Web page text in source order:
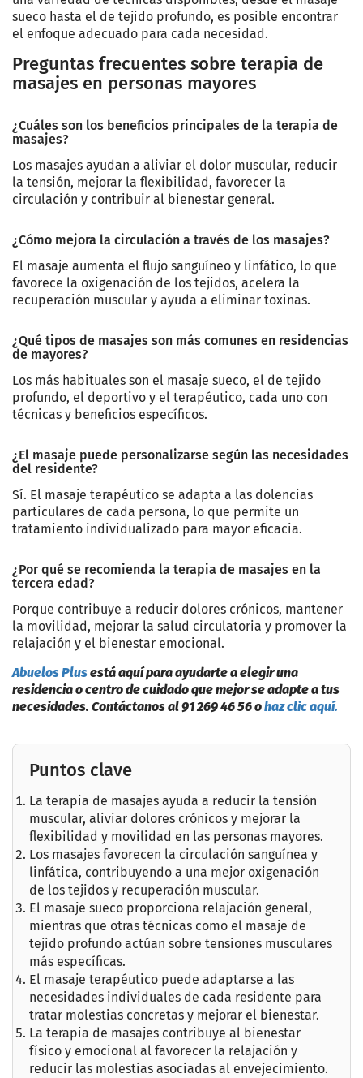
sueco hasta el de tejido profundo, es posible encontrar
el enfoque adecuado para cada necesidad.
Preguntas frecuentes sobre terapia de
masajes en personas mayores
¿Cuáles son los beneficios principales de la terapia de
masajes?
Los masajes ayudan a aliviar el dolor muscular, reducir
la tensión, mejorar la flexibilidad, favorecer la
circulación y contribuir al bienestar general.
¿Cómo mejora la circulación a través de los masajes?
El masaje aumenta el flujo sanguíneo y linfático, lo que
favorece la oxigenación de los tejidos, acelera la
recuperación muscular y ayuda a eliminar toxinas.
¿Qué tipos de masajes son más comunes en residencias
de mayores?
Los más habituales son el masaje sueco, el de tejido
profundo, el deportivo y el terapéutico, cada uno con
técnicas y beneficios específicos.
¿El masaje puede personalizarse según las necesidades
del residente?
Sí. El masaje terapéutico se adapta a las dolencias
particulares de cada persona, lo que permite un
tratamiento individualizado para mayor eficacia.
¿Por qué se recomienda la terapia de masajes en la
tercera edad?
Porque contribuye a reducir dolores crónicos, mantener
la movilidad, mejorar la salud circulatoria y promover la
relajación y el bienestar emocional.
Abuelos Plusestá aquí para ayudarte a elegir una
residencia o centro de cuidado que mejor se adapte a tus
necesidades. Contáctanos al 91 269 46 56 ohaz clic aquí.
Puntos clave
La terapia de masajes ayuda a reducir la tensión
muscular, aliviar dolores crónicos y mejorar la
flexibilidad y movilidad en las personas mayores.
Los masajes favorecen la circulación sanguínea y
linfática, contribuyendo a una mejor oxigenación
de los tejidos y recuperación muscular.
El masaje sueco proporciona relajación general,
mientras que otras técnicas como el masaje de
tejido profundo actúan sobre tensiones musculares
más específicas.
El masaje terapéutico puede adaptarse a las
necesidades individuales de cada residente para
tratar molestias concretas y mejorar el bienestar.
La terapia de masajes contribuye al bienestar
físico y emocional al favorecer la relajación y
reducir las molestias asociadas al envejecimiento.